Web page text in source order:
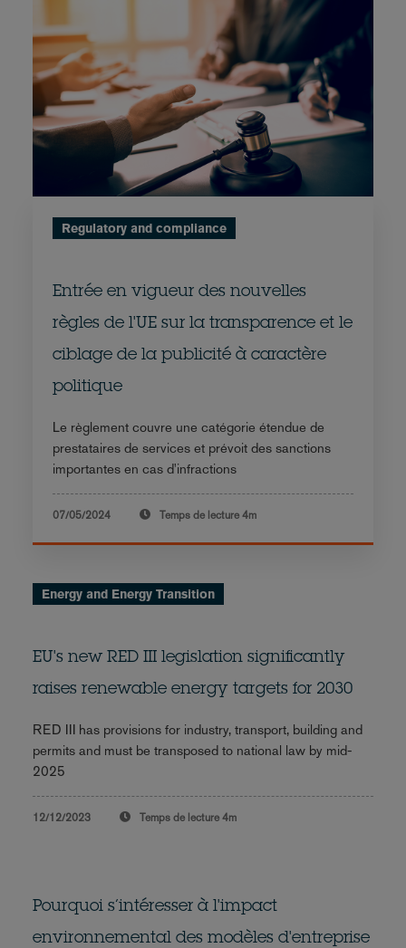
Regulatory and compliance
Entrée en vigueur des nouvelles
règles de l'UE sur la transparence et le
ciblage de la publicité à caractère
politique
Le règlement couvre une catégorie étendue de
prestataires de services et prévoit des sanctions
importantes en cas d'infractions
07/05/2024 Temps de lecture 4m
Energy and Energy Transition
EU's new RED III legislation significantly
raises renewable energy targets for 2030
RED III has provisions for industry, transport, building and
permits and must be transposed to national law by mid-
2025
12/12/2023 Temps de lecture 4m
Pourquoi s’intéresser à l'impact
environnemental des modèles d'entreprise